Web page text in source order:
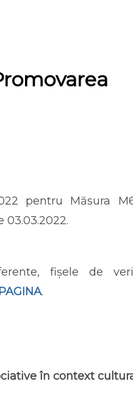
pentru Măsura
fișele de
PAGINA.
în context